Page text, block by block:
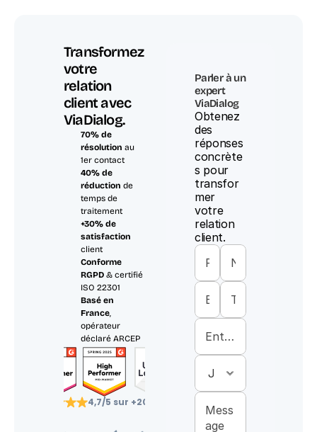
Transformez
votre
relation
client avec
ViaDialog.
70% de
résolution au
1er contact
40% de
réduction de
temps de
traitement
+30% de
satisfaction
client
Conforme
RGPD & certifié
ISO 22301
Basé en
France,
opérateur
déclaré ARCEP
4,7/5 sur +200 avis
Parler à un
expert
ViaDialog
Obtenez
des
réponses
concrète
s pour
transfor
mer
votre
relation
client.